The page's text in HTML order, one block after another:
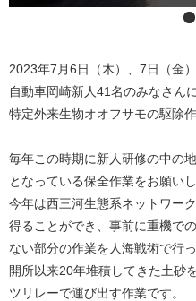
2023年7月6日（木）、7日（金
自動車岡崎新人41名のみなさん
特定外来生物オオフサモの駆除
毎年この時期に新人研修の中の
となっている保全作業をお願いし
今年は西三河生態系ネットワー
得ることができ、事前に重機で
ない部分の作業を人海戦術で行
開所以来20年堆積してきた土砂
ツリレーで運び出す作業です。